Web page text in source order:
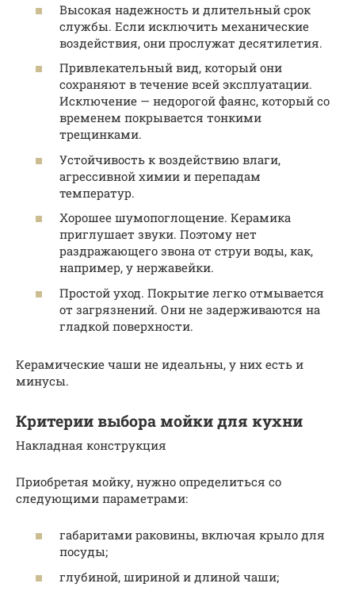
Высокая надежность и длительный срок
службы. Если исключить механические
воздействия, они прослужат десятилетия.
Привлекательный вид, который они
сохраняют в течение всей эксплуатации.
Исключение — недорогой фаянс, который со
временем покрывается тонкими
трещинками.
Устойчивость к воздействию влаги,
агрессивной химии и перепадам
температур.
Хорошее шумопоглощение. Керамика
приглушает звуки. Поэтому нет
раздражающего звона от струи воды, как,
например, у нержавейки.
Простой уход. Покрытие легко отмывается
от загрязнений. Они не задерживаются на
гладкой поверхности.
Керамические чаши не идеальны, у них есть и
минусы.
Критерии выбора мойки для кухни
Накладная конструкция
Приобретая мойку, нужно определиться со
следующими параметрами:
габаритами раковины, включая крыло для
посуды;
глубиной, шириной и длиной чаши;